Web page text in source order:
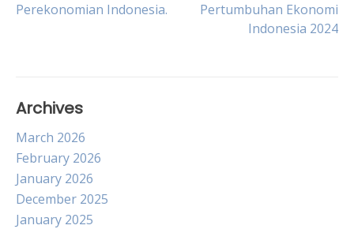
navigation
Perekonomian Indonesia.
Pertumbuhan Ekonomi
Indonesia 2024
Archives
March 2026
February 2026
January 2026
December 2025
January 2025